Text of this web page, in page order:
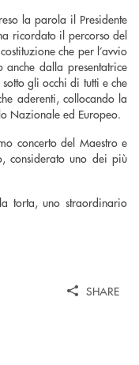
la parola il Presidente
ricordato il percorso del
che per l’avvio
dalla presentatrice
gli occhi di tutti e che
aderenti, collocando la
Nazionale ed Europeo.
concerto del Maestro e
considerato uno dei più
torta, uno straordinario
SHARE